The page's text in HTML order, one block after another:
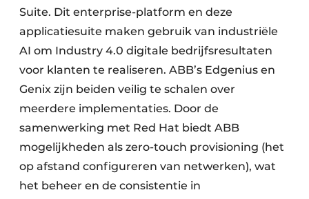
Suite. Dit enterprise-platform en deze
applicatiesuite maken gebruik van industriële
AI om Industry 4.0 digitale bedrijfsresultaten
voor klanten te realiseren. ABB’s Edgenius en
Genix zijn beiden veilig te schalen over
meerdere implementaties. Door de
samenwerking met Red Hat biedt ABB
mogelijkheden als zero-touch provisioning (het
op afstand configureren van netwerken), wat
het beheer en de consistentie in